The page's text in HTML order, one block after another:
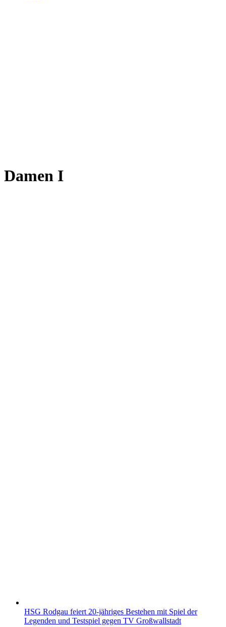
Damen I
HSG Rodgau feiert 20-jähriges Bestehen mit Spiel der
Legenden und Testspiel gegen TV Großwallstadt